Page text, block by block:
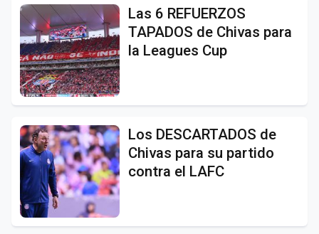
Las 6 REFUERZOS
TAPADOS de Chivas para
la Leagues Cup
Los DESCARTADOS de
Chivas para su partido
contra el LAFC